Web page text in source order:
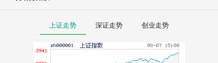
上证走势 深证走势 创业走势